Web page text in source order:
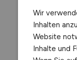
Wir
Inhalten
Website
Inhalte und